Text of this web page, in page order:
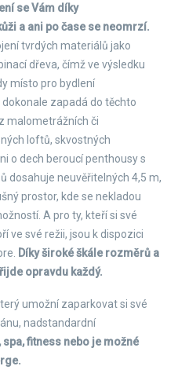
se Vám díky
a ani po čase se neomrzí.
tvrdých materiálů jako
dřeva, čímž ve výsledku
místo pro bydlení
zapadá do těchto
malometrážních či
loftů, skvostných
o dech beroucí penthousy s
dosahuje neuvěřitelných 4,5 m,
prostor, kde se nekladou
A pro ty, kteří si své
ve své režii, jsou k dispozici
Díky široké škále rozměrů a
opravdu každý.
umožní zaparkovat si své
nadstandardní
spa, fitness nebo je možné